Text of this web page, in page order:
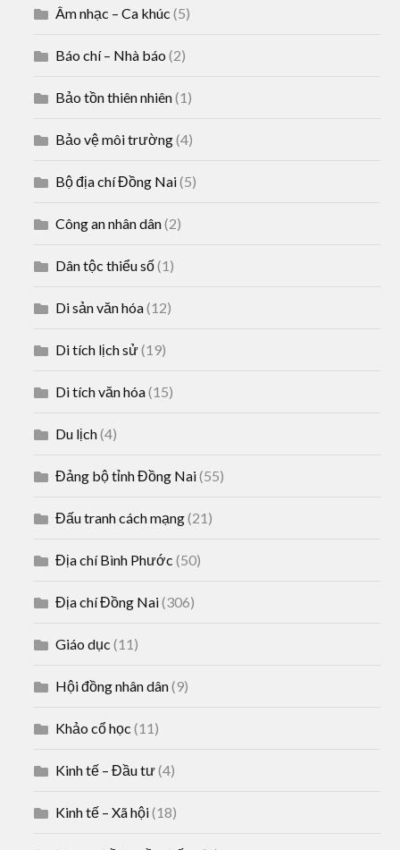
Âm nhạc – Ca khúc (5)
Báo chí – Nhà báo (2)
Bảo tồn thiên nhiên(1)
Bảo vệ môi trường(4)
Bộ địa chí Đồng Nai(5)
Công an nhân dân(2)
Dân tộc thiểu số(1)
Di sản văn hóa(12)
Di tích lịch sử(19)
Di tích văn hóa(15)
Du lịch(4)
Đảng bộ tỉnh Đồng Nai(55)
Đấu tranh cách mạng(21)
Địa chí Bình Phước (50)
Địa chí Đồng Nai(306)
Giáo dục (11)
Hội đồng nhân dân(9)
Khảo cổ học (11)
Kinh tế – Đầu tư(4)
Kinh tế – Xã hội(18)